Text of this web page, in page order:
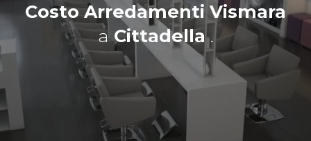
Costo Arredamenti Vismara
aCittadella.